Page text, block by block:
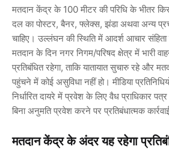
मतदान केंद्र के 100 मीटर की परिधि के भीतर
दल का पोस्टर, बैनर, फ्लेक्स, झंडा अथवा अन्य
चाहिए। उल्लंघन की स्थिति में आदर्श आचार संहिता
मतदान के दिन नगर निगम/परिषद क्षेत्र में भारी
प्रतिबंधित रहेगा, ताकि यातायात सुचारु रहे और
पहुंचने में कोई असुविधा नहीं हो। मीडिया
निर्धारित दायरे में प्रवेश के लिए वैध प्राधिकार
बिना अनुमति प्रवेश करने पर प्रतिबंधात्मक
मतदान केंद्र के अंदर यह रहेगा